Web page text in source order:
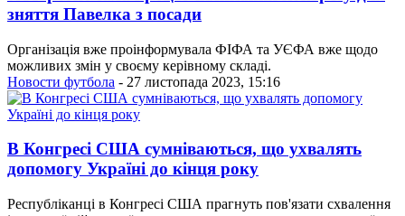
зняття Павелка з посади
Організація вже проінформувала ФІФА та УЄФА вже щодо
можливих змін у своєму керівному складі.
Новости футбола - 27 листопада 2023, 15:16
В Конгресі США сумніваються, що ухвалять
допомогу Україні до кінця року
Республіканці в Конгресі США прагнуть пов'язати схвалення